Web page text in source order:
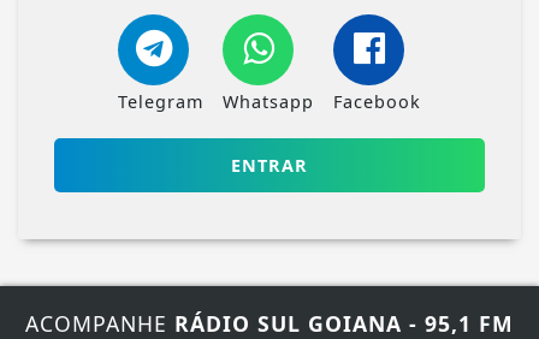
Telegram Whatsapp Facebook
ENTRAR
ACOMPANHE RÁDIO SUL GOIANA - 95,1 FM